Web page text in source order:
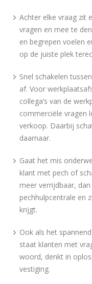
Achter elke vraag zit
vragen en mee te
en begrepen voelen
op de juiste plek
Snel schakelen
af. Voor
collega’s van de
commerciële vragen
verkoop. Daarbij
daarnaar.
Gaat het mis
klant met pech of
meer verrijdbaar,
pechhulpcentrale en
krijgt.
Ook als het
staat klanten met
woord, denkt in
vestiging.